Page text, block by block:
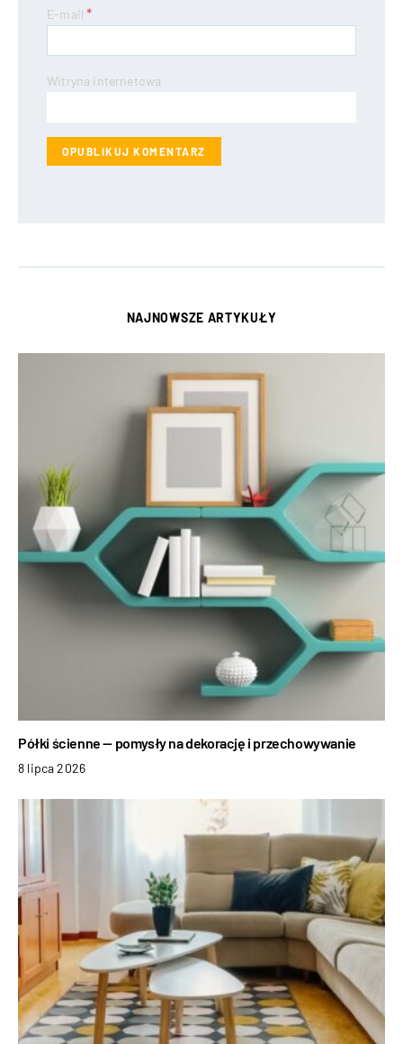
E-mail*
Witryna internetowa
NAJNOWSZE ARTYKUŁY
Półki ścienne — pomysły na dekorację i przechowywanie
8 lipca 2026